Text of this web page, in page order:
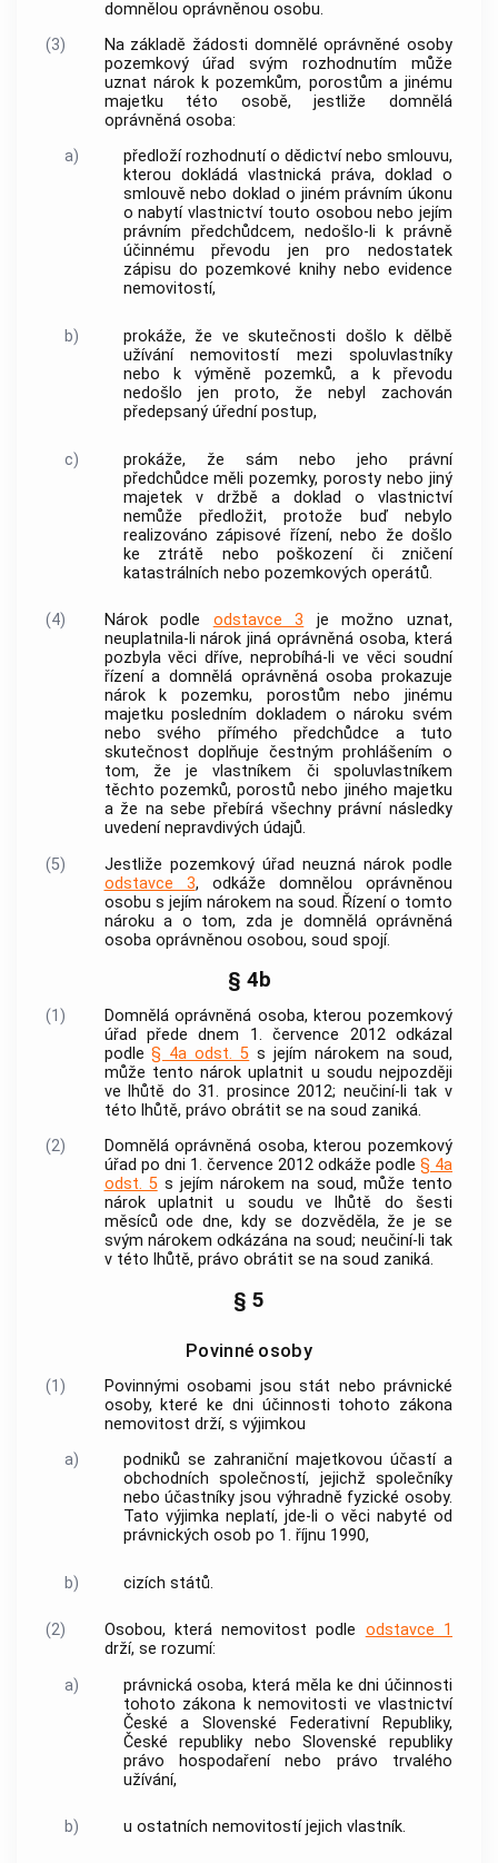
domnělou oprávněnou osobu.
(3)
Na základě žádosti domněléoprávněné osoby
pozemkový úřad svým rozhodnutím může
uznat nárok k pozemkům, porostům a jinému
majetku této osobě, jestliže domnělá
oprávněná osoba:
a)
předloží rozhodnutí o dědictví nebo smlouvu,
kterou dokládá vlastnická práva, doklad o
smlouvě nebo doklad o jiném právním úkonu
o nabytí vlastnictví touto osobou nebo jejím
právním předchůdcem, nedošlo-li k právně
účinnému převodu jen pro nedostatek
zápisu do pozemkové knihy nebo evidence
nemovitostí,
b)
prokáže, že ve skutečnosti došlo k dělbě
užívánínemovitostímezi spoluvlastníky
nebo k výměně pozemků, a k převodu
nedošlo jen proto, že nebyl zachován
předepsaný úřední postup,
c)
prokáže, že sám nebo jeho právní
předchůdce měli pozemky, porosty nebo jiný
majetek v držbě a doklad o vlastnictví
nemůže předložit, protože buď nebylo
realizováno zápisové řízení, nebo že došlo
ke ztrátě nebo poškození či zničení
katastrálních nebo pozemkových operátů.
(4) Nárok podle odstavce 3 je možno uznat,
neuplatnila-li nárok jináoprávněná osoba, která
pozbyla věci dříve, neprobíhá-li ve věci soudní
řízení a domnělá oprávněná osoba prokazuje
nárok k pozemku, porostům nebo jinému
majetku posledním dokladem o nároku svém
nebo svého přímého předchůdce a tuto
skutečnost doplňuje čestným prohlášením o
tom, že je vlastníkem či spoluvlastníkem
těchto pozemků, porostů nebo jiného majetku
a že na sebe přebírá všechny právní následky
uvedení nepravdivých údajů.
(5)
Jestliže pozemkový úřad neuzná nárok podle
odstavce 3, odkáže domnělou oprávněnou
osobu s jejím nárokem na soud. Řízení o tomto
nároku a o tom, zda je domnělá oprávněná
osoba oprávněnou osobou, soud spojí.
§ 4b
(1) Domněláoprávněná osoba, kterou pozemkový
úřad přede dnem 1. července 2012 odkázal
podle§ 4a odst. 5 s jejím nárokem na soud,
může tento nárok uplatnit u soudu nejpozději
ve lhůtě do 31. prosince 2012; neučiní-li tak v
této lhůtě, právo obrátit se na soud zaniká.
(2)
Domněláoprávněná osoba, kterou pozemkový
úřad po dni 1. července 2012 odkáže podle § 4a
odst. 5s jejím nárokem na soud, může tento
nárok uplatnit u soudu ve lhůtě do šesti
měsíců ode dne, kdy se dozvěděla, že je se
svým nárokem odkázána na soud; neučiní-li tak
v této lhůtě, právo obrátit se na soud zaniká.
§ 5
Povinné osoby
(1)
Povinnými osobami jsou stát nebo právnické
osoby, které ke dni účinnosti tohoto zákona
nemovitost drží, s výjimkou
a)
podniků se zahraniční majetkovou účastí a
obchodních společností, jejichž společníky
nebo účastníky jsou výhradně fyzické osoby.
Tato výjimka neplatí, jde-li o věci nabyté od
právnických osob po 1. říjnu 1990,
b) cizích států.
(2) Osobou, kteránemovitost podle odstavce 1
drží, se rozumí:
a)
právnická osoba, která měla ke dni účinnosti
tohoto zákona knemovitosti ve vlastnictví
České a Slovenské Federativní Republiky,
České republiky nebo Slovenské republiky
právo hospodaření nebo právo trvalého
užívání,
b) u ostatních nemovitostíjejich vlastník.